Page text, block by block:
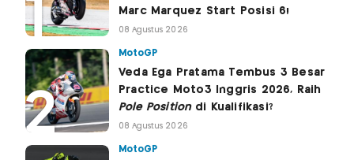
Marc Marquez Start Posisi 6!
08 Agustus 2026
MotoGP
Veda Ega Pratama Tembus 3 Besar
Practice Moto3 Inggris 2026, Raih
Pole Positiondi Kualifikasi?
08 Agustus 2026
MotoGP